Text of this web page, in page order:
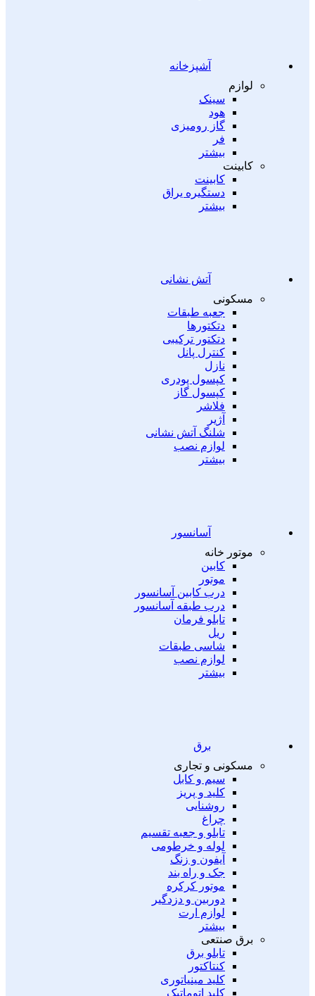
آشپزخانه
لوازم
سینک
هود
گاز رومیزی
فر
بیشتر
کابینت
کابینت
دستگیره یراق
بیشتر
آتش نشانی
مسکونی
جعبه طبقات
دتکتورها
دتکتور ترکیبی
کنترل پانل
نازل
کپسول پودری
کپسول گاز
فلاشر
آژیر
شلنگ آتش نشانی
لوازم نصب
بیشتر
آسانسور
موتور خانه
کابین
موتور
درب کابین آسانسور
درب طبقه آسانسور
تابلو فرمان
ریل
شاسی طبقات
لوازم نصب
بیشتر
برق
مسکونی و تجاری
سیم و کابل
کلید و پریز
روشنایی
چراغ
تابلو و جعبه تقسیم
لوله و خرطومی
آیفون و زنگ
جک و راه بند
موتور کرکره
دوربین و دزدگیر
لوازم ارت
بیشتر
برق صنتعی
تابلو برق
کنتاکتور
کلید مینیاتوری
کلید اتوماتیک